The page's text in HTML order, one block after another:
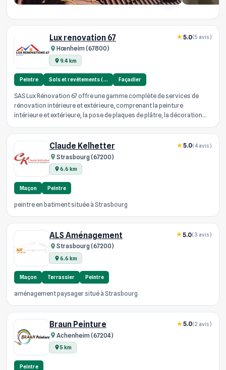
Lux renovation 67
Hœnheim (67800)
9.4 km
5.0(5 avis)
Peintre Sols et revêtements (… Façadier
SAS Lux Rénovation 67 offre une gamme complète de services de
rénovation intérieure et extérieure, comprenant la peinture
intérieure et extérieure, la pose de plaques de plâtre, la décoration
Claude Kelhetter
Strasbourg (67200)
6.6 km
5.0(4 avis)
Maçon Peintre
peintre en batiment située à Strasbourg
ALS Aménagement
Strasbourg (67200)
6.6 km
5.0(3 avis)
Maçon Terrassier Peintre
aménagement paysager situé à Strasbourg
Braun Peinture
Achenheim (67204)
5 km
5.0(2 avis)
Peintre